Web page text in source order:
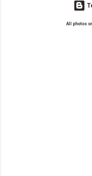
All photos